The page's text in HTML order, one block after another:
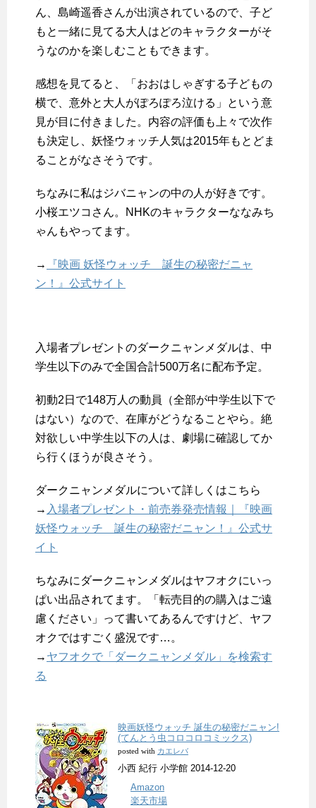
ん、島崎遥香さんが出演されているので、子ど
もと一緒に見てる大人はどのキャラクターがそ
うなのかを楽しむこともできます。
感想を見てると、「おおはしゃぎする子どもの
横で、意外と大人がぽろぽろ泣ける」という意
見が目に付きました。内容の評価も上々で次作
も決定し、妖怪ウォッチ人気は2015年もとどま
ることがなさそうです。
ちなみに私はジバニャンの中の人が好きです。
小桜エツコさん。NHKのキャラクターななみち
ゃんもやってます。
→
『映画 妖怪ウォッチ 誕生の秘密だニャ
ン！』公式サイト
入場者プレゼントのダークニャンメダルは、中
学生以下のみで全国合計500万名に配布予定。
初動2日で148万人の動員（全部が中学生以下で
はない）なので、在庫がどうなることやら。絶
対欲しい中学生以下の人は、劇場に確認してか
ら行くほうが良さそう。
ダークニャンメダルについて詳しくはこちら
→ 入場者プレゼント・前売券発売情報｜『映画
妖怪ウォッチ 誕生の秘密だニャン！』公式サ
イト
ちなみにダークニャンメダルはヤフオクにいっ
ぱい出品されてます。「転売目的の購入はご遠
慮ください」って書いてあるんですけど、ヤフ
オクではすごく盛況です…。
→ ヤフオクで「ダークニャンメダル」を検索す
る
映画妖怪ウォッチ 誕生の秘密だニャン!
(てんとう虫コロコロコミックス)
posted with カエレバ
小西 紀行 小学館 2014-12-20
Amazon
楽天市場